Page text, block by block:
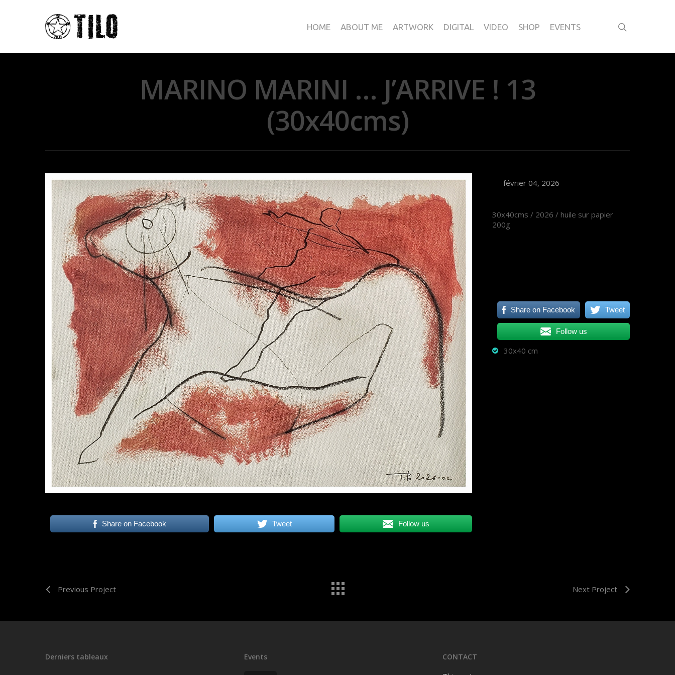
HOME ABOUT ME ARTWORK DIGITAL VIDEO SHOP EVENTS
MARINO MARINI … J’ARRIVE ! 13
(30x40cms)
Share on Facebook Tweet Follow us
février 04, 2026
30x40cms / 2026 / huile sur papier
200g
Share on Facebook Tweet
Follow us
30x40 cm
Previous Project Next Project
Derniers tableaux Events CONTACT